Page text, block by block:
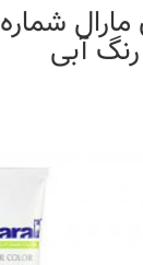
آبی